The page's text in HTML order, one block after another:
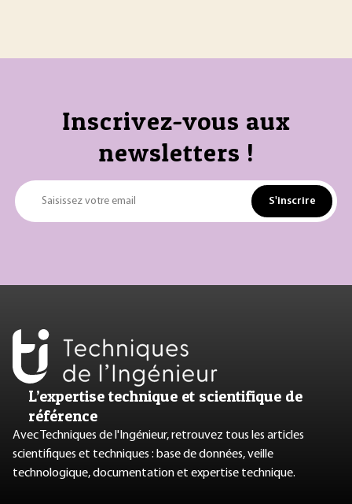
Inscrivez-vous aux
newsletters !
Saisissez votre email S'inscrire
L’expertise technique et scientifique de
référence
Avec Techniques de l'Ingénieur, retrouvez tous les articles
scientifiques et techniques : base de données, veille
technologique, documentation et expertise technique.